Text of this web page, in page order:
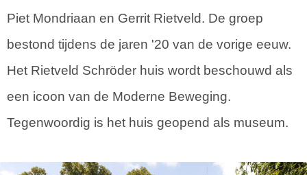
Piet Mondriaan en Gerrit Rietveld. De groep
bestond tijdens de jaren '20 van de vorige eeuw.
Het Rietveld Schröder huis wordt beschouwd als
een icoon van de Moderne Beweging.
Tegenwoordig is het huis geopend als museum.